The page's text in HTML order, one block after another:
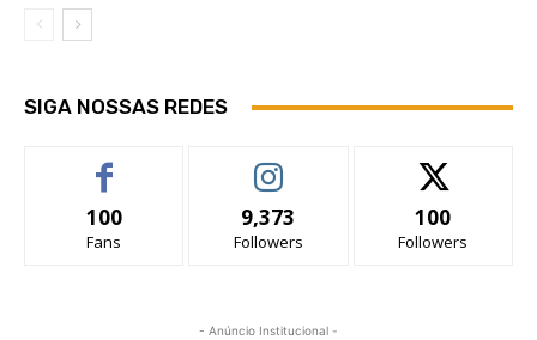
SIGA NOSSAS REDES
100
Fans
9,373
Followers
100
Followers
- Anúncio Institucional -